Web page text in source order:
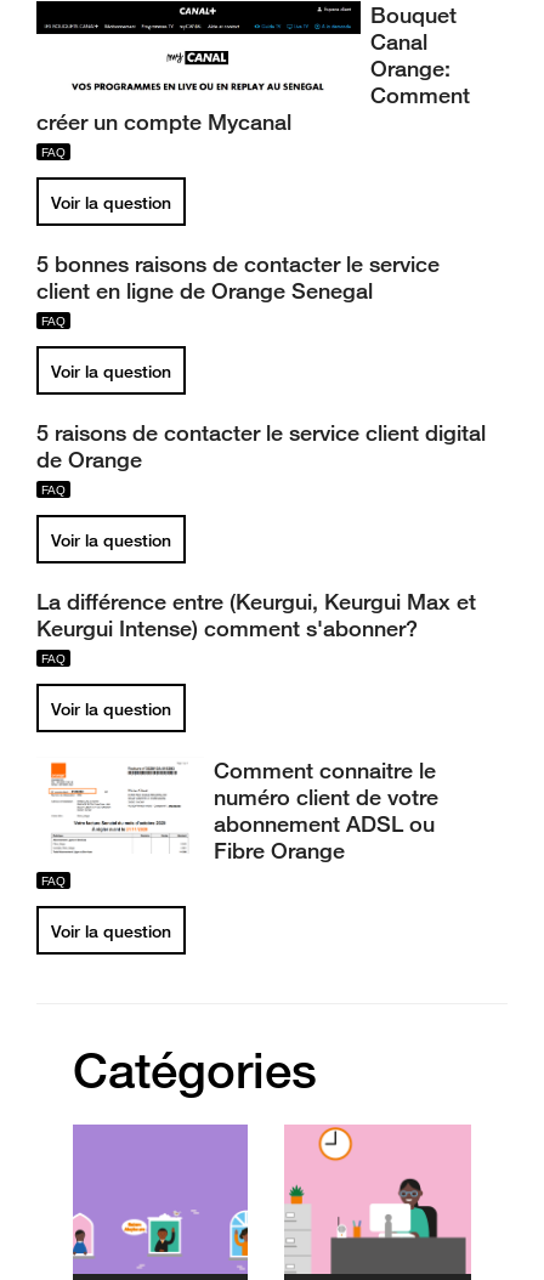
Bouquet
Canal
Orange:
Comment
créer un compte Mycanal
Voir la question
5 bonnes raisons de contacter le service
client en ligne de Orange Senegal
Voir la question
5 raisons de contacter le service client digital
de Orange
Voir la question
La différence entre (Keurgui, Keurgui Max et
Keurgui Intense) comment s'abonner?
Voir la question
Comment connaitre le
numéro client de votre
abonnement ADSL ou
Fibre Orange
Voir la question
Catégories